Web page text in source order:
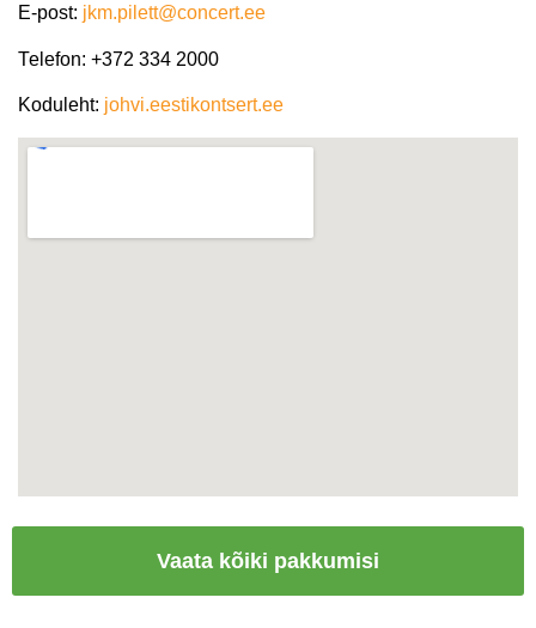
E-post: jkm.pilett@concert.ee
Теlefon: +372 334 2000
Koduleht: johvi.eestikontsert.ee
Vaata kõiki pakkumisi